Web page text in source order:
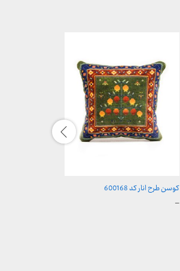
کوسن طرح انار کد 600168
–محدوده